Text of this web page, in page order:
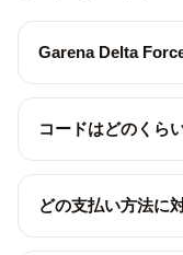
Garena Delta
コードはどのくら
どの支払い方法に